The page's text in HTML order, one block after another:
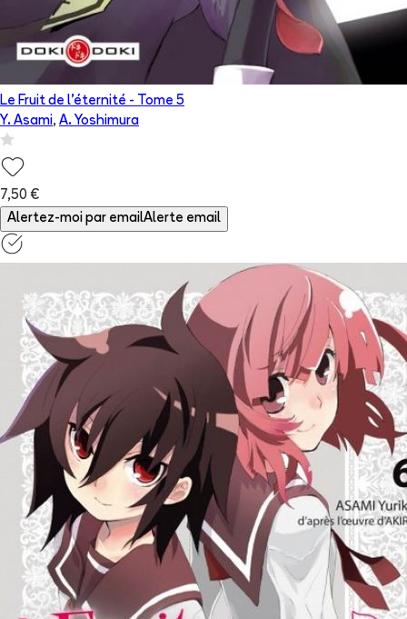
Le Fruit de l'éternité - Tome 5
Y. Asami, A. Yoshimura
7,50 €
Alertez-moi par emailAlerte email